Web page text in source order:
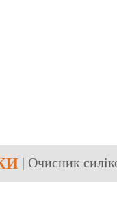
| Очисник